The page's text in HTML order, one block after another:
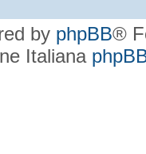
by phpBB®
Italiana